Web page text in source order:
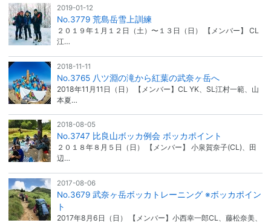
2019-01-12
No.3779 荒島岳雪上訓練
２０１９年１月１２日（土）〜１３日（日） 【メンバー】 CL
江…
2018-11-11
No.3765 八ツ淵の滝から紅葉の武奈ヶ岳へ
2018年11月11日（日） 【メンバー】CL YK、SL江村一範、山
本夏…
2018-08-05
No.3747 比良山ボッカ例会 ボッカポイント
２０１８年８月５日（日） 【メンバー】 小泉賀奈子(CL)、田
辺…
2017-08-06
No.3679 武奈ヶ岳ボッカトレーニング ※ボッカポイン
ト
2017年8月6日（日） 【メンバー】小西幸一郎CL、藤松奈美、